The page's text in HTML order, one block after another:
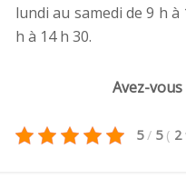
lundi au samedi de 9 h
h à 14 h 30.
Avez-vous
5 / 5 ( 2